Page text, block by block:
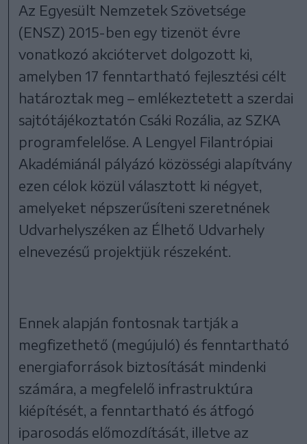
Az Egyesült Nemzetek Szövetsége
(ENSZ) 2015-ben egy tizenöt évre
vonatkozó akciótervet dolgozott ki,
amelyben 17 fenntartható fejlesztési célt
határoztak meg – emlékeztetett a szerdai
sajtótájékoztatón Csáki Rozália, az SZKA
programfelelőse. A Lengyel Filantrópiai
Akadémiánál pályázó közösségi alapítvány
ezen célok közül választott ki négyet,
amelyeket népszerűsíteni szeretnének
Udvarhelyszéken az Élhető Udvarhely
elnevezésű projektjük részeként.
Ennek alapján fontosnak tartják a
megfizethető (megújuló) és fenntartható
energiaforrások biztosítását mindenki
számára, a megfelelő infrastruktúra
kiépítését, a fenntartható és átfogó
iparosodás előmozdítását, illetve az